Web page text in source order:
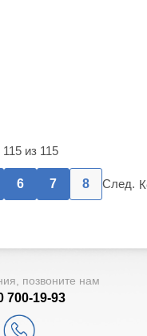
115 из 115
6 7 8 След.
позвоните нам
700-19-93